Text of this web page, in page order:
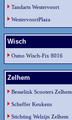
Tandarts Westervoort
WestervoortPlaza
Wisch
Osmo Wisch-Fix 8016
Zelhem
Besselink Scooters Zelhem
Scheffer Keukens
Stichting Welzijn Zelhem